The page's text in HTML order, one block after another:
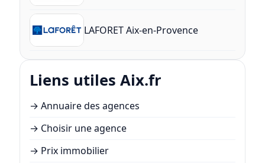
LAFORET Aix-en-Provence
Liens utiles Aix.fr
→ Annuaire des agences
→ Choisir une agence
→ Prix immobilier